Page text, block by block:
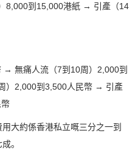
8,000到15,000港紙 → 引產（14
無痛人流（7到10周）2,000到
）2,000到3,500人民幣 → 引產
大約係香港私立嘅三分之一到
。